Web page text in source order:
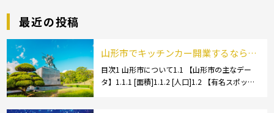
最近の投稿
山形市でキッチンカー開業するなら格
安のレンタル・リース！営業許可取得
の流れも解説！
目次1 山形市について1.1 【山形市の主なデー
タ】1.1.1 [面積]1.1.2 [人口]1.2 【有名スポッ